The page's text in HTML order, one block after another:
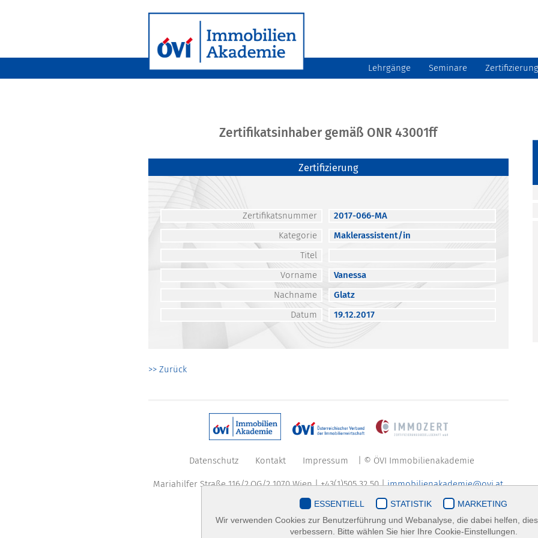
Lehrgänge Seminare Zertifizierung
Zertifikatsinhaber gemäß ONR 43001ff
Zertifizierung
Zertifikatsnummer
2017-066-MA
Kategorie
Maklerassistent/in
Titel
Vorname
Vanessa
Nachname
Glatz
Datum
19.12.2017
>> Zurück
Datenschutz Kontakt Impressum | © ÖVI Immobilienakademie
Mariahilfer Straße 116/2.OG/2 1070 Wien | +43(1)505 32 50 |immobilienakademie@ovi.at
ESSENTIELL STATISTIK
MARKETING
Wir verwenden Cookies zur Benutzerführung und Webanalyse, die dabei helfen,
verbessern. Bitte wählen Sie hier Ihre Cookie-Einstellungen.